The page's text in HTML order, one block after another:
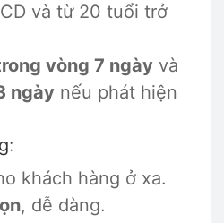
và từ 20 tuổi trở
vòng 7 ngày và
ngày nếu phát hiện
:
khách hàng ở xa.
, dễ dàng.